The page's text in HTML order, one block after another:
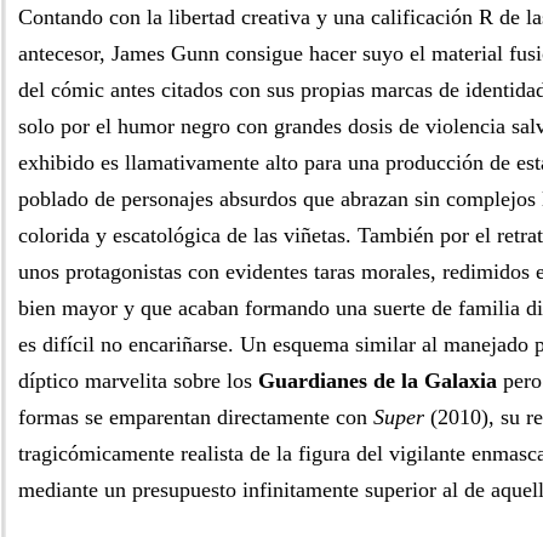
Contando con la libertad creativa y una calificación R de
antecesor, James Gunn consigue hacer suyo el material
del cómic antes citados con sus propias marcas de
solo por el humor negro con grandes dosis de violencia
exhibido es llamativamente alto para una producción de
poblado de personajes absurdos que abrazan sin complejos
colorida y escatológica de las viñetas. También por el
unos protagonistas con evidentes taras morales, redimidos
bien mayor y que acaban formando una suerte de familia
es difícil no encariñarse. Un esquema similar al manejado
díptico marvelita sobre los Guardianes de la Galaxia
formas se emparentan directamente con Super (2010), su
tragicómicamente realista de la figura del vigilante
mediante un presupuesto infinitamente superior al de